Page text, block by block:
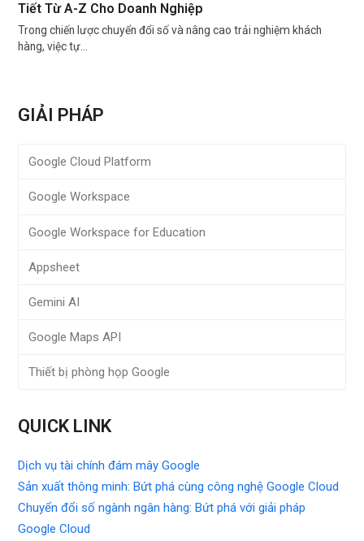
Tiết Từ A-Z Cho Doanh Nghiệp
Trong chiến lược chuyển đổi số và nâng cao trải nghiệm khách
hàng, việc tự…
GIẢI PHÁP
Google Cloud Platform
Google Workspace
Google Workspace for Education
Appsheet
Gemini AI
Google Maps API
Thiết bị phòng họp Google
QUICK LINK
Dịch vụ tài chính đám mây Google
Sản xuất thông minh: Bứt phá cùng công nghệ Google Cloud
Chuyển đổi số ngành ngân hàng: Bứt phá với giải pháp
Google Cloud